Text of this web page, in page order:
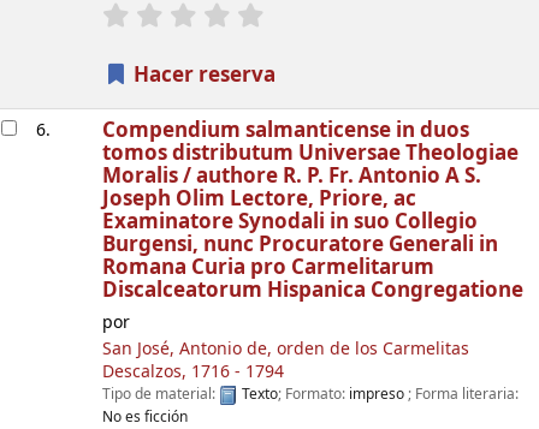
valoración
Hacer reserva
6. Compendium salmanticense in duos
tomos distributum Universae Theologiae
Moralis /authore R. P. Fr. Antonio A S.
Joseph Olim Lectore, Priore, ac
Examinatore Synodali in suo Collegio
Burgensi, nunc Procuratore Generali in
Romana Curia pro Carmelitarum
Discalceatorum Hispanica Congregatione
por
San José, Antonio de, orden de los Carmelitas
Descalzos, 1716 - 1794
Tipo de material: Texto; Formato: impreso; Forma literaria:
No es ficción